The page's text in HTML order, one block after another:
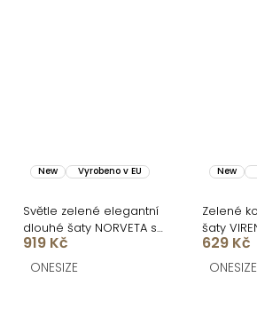
New Vyrobeno v EU
Světle zelené elegantní
dlouhé šaty NORVETA s
odhalenými zády
919 Kč
ONESIZE
New
Zelené
šaty
rukávem
629 Kč
ONESIZE